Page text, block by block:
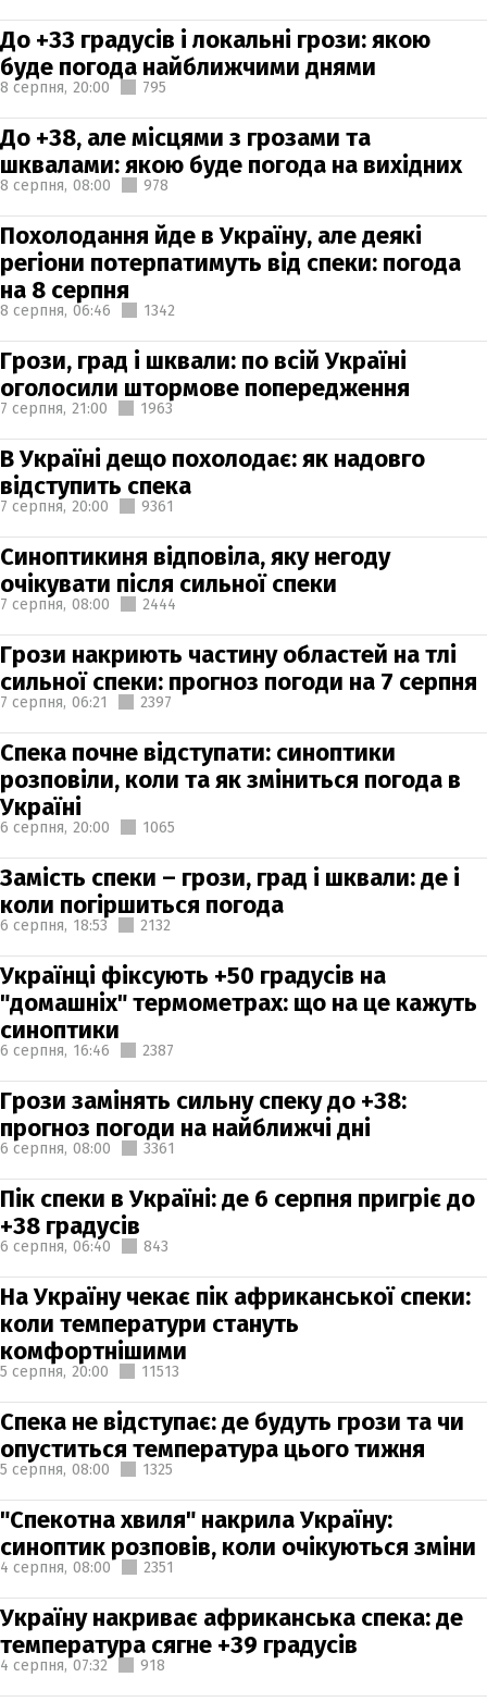
До +33 градусів і локальні грози: якою
буде погода найближчими днями
8 серпня, 20:00 795
До +38, але місцями з грозами та
шквалами: якою буде погода на вихідних
8 серпня, 08:00 978
Похолодання йде в Україну, але деякі
регіони потерпатимуть від спеки: погода
на 8 серпня
8 серпня, 06:46 1342
Грози, град і шквали: по всій Україні
оголосили штормове попередження
7 серпня, 21:00 1963
В Україні дещо похолодає: як надовго
відступить спека
7 серпня, 20:00 9361
Синоптикиня відповіла, яку негоду
очікувати після сильної спеки
7 серпня, 08:00 2444
Грози накриють частину областей на тлі
сильної спеки: прогноз погоди на 7 серпня
7 серпня, 06:21 2397
Спека почне відступати: синоптики
розповіли, коли та як зміниться погода в
Україні
6 серпня, 20:00 1065
Замість спеки – грози, град і шквали: де і
коли погіршиться погода
6 серпня, 18:53 2132
Українці фіксують +50 градусів на
"домашніх" термометрах: що на це кажуть
синоптики
6 серпня, 16:46 2387
Грози замінять сильну спеку до +38:
прогноз погоди на найближчі дні
6 серпня, 08:00 3361
Пік спеки в Україні: де 6 серпня пригріє до
+38 градусів
6 серпня, 06:40 843
На Україну чекає пік африканської спеки:
коли температури стануть
комфортнішими
5 серпня, 20:00 11513
Спека не відступає: де будуть грози та чи
опуститься температура цього тижня
5 серпня, 08:00 1325
"Спекотна хвиля" накрила Україну:
синоптик розповів, коли очікуються зміни
4 серпня, 08:00 2351
Україну накриває африканська спека: де
температура сягне +39 градусів
4 серпня, 07:32 918